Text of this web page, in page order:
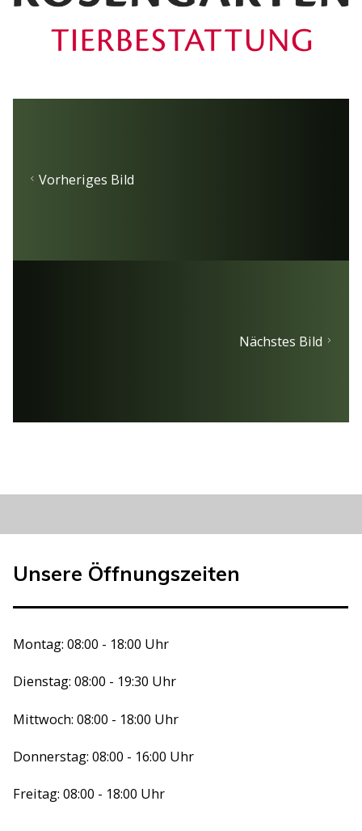
Vorheriges Bild
Nächstes Bild
Unsere Öffnungszeiten
Montag: 08:00 - 18:00 Uhr
Dienstag: 08:00 - 19:30 Uhr
Mittwoch: 08:00 - 18:00 Uhr
Donnerstag: 08:00 - 16:00 Uhr
Freitag: 08:00 - 18:00 Uhr